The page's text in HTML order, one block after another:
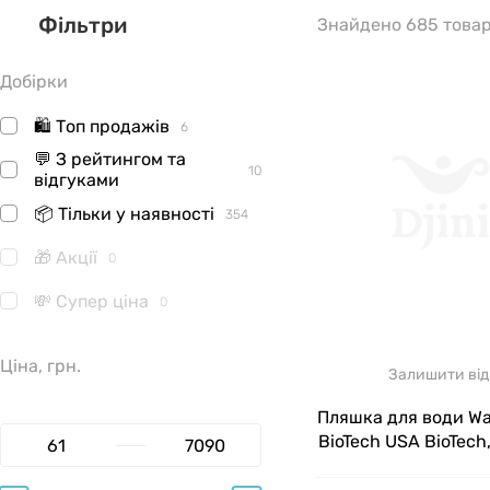
ДЕ
Фільтри Знайдено 685
Добірки
🛍 Топ продажів 6
💬 З рейтингом та
відгуками
10
📦 Тільки у наявності 354
🎁 Акції 0
💸 Супер ціна 0
Ціна, грн. Залишити
Пляшка для води
BioTech USA